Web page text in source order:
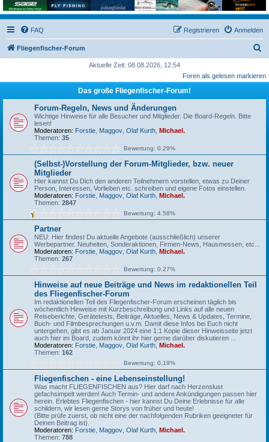
FAQ Anmelden
Registrieren
Fliegenfischer-Forum
c
Aktuelle Zeit: 08.08.2026, 12:54
Foren als gelesen markieren
Das große Fliegenfischer-Forum!
Forum-Regeln, News und Änderungen
Wichtige Hinweise für alle Besucher und Mitglieder. Die Board-Regeln. Bitte
lesen!
Moderatoren: Forstie Maggov Olaf Kurth
Michael.
Themen: 35
Bewertung: 0.29%
(Selbst-)Vorstellung der Forum-Mitglieder, bzw. neuer
Mitglieder
Hier kannst Du Dich den anderen Teilnehmern vorstellen, etwas zu Deiner
Person, Interessen, Vorlieben etc. schreiben und eigene Fotos einstellen.
Moderatoren: Forstie Maggov Olaf Kurth
Michael.
Themen: 2847
Bewertung: 4.58%
Partner
NEU: Hier findest Du aktuelle Angebote (ausschließlich) unserer
Werbepartner. Neuheiten, Sonderaktionen, Firmen-News, Hausmessen, etc...
Moderatoren: Forstie Maggov Olaf Kurth
Michael.
Themen: 267
Bewertung: 0.27%
Hinweise auf neue Beiträge und News im redaktionellen Teil
des Fliegenfischer-Forum
Im redaktionellen Teil des Fliegenfischer-Forum erscheinen täglich bis
wöchentlich Hinweise mit Kurzbeschreibung und Links auf alle neuen
Reiseberichte, Gerätetests, Beiträge, Aktuelles, News & Updates, Termine,
Buch- und Filmbesprechungen u.v.m. Damit diese Infos bei Euch nicht
untergehen, gibt es ab Januar 2024 eine 1:1 Kopie dieser Hinweisseite jetzt
auch hier im Board, zudem könnt ihr hier gerne darüber diskutieren ...
Moderatoren: Forstie Maggov Olaf Kurth
Michael.
Themen: 162
Bewertung: 0.19%
Fliegenfischen - eine Lebenseinstellung!
Was macht FLIEGENFISCHEN aus? Hier darf nach Herzenslust
gefachsimpelt werden! Auch Termin- und andere Ankündigungen passen hier
herein. Erlebtes Fliegenfischen - hier kannst Du Deine Erlebnisse für alle
schildern, wir lesen gerne Storys von früher und heute!
(Bitte prüfe zuerst, ob nicht eine der nachfolgenden Rubriken geeigneter für
Deinen Beitrag ist).
Moderatoren: Forstie Maggov Olaf Kurth
Michael.
Themen: 788